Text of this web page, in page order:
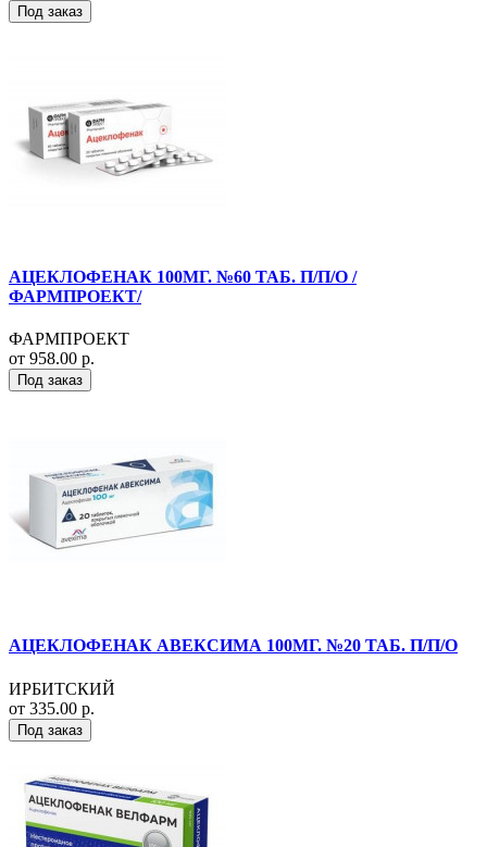
Под заказ
АЦЕКЛОФЕНАК 100МГ. №60 ТАБ. П/П/О /
ФАРМПРОЕКТ/
ФАРМПРОЕКТ
от 958.00 р.
Под заказ
АЦЕКЛОФЕНАК АВЕКСИМА 100МГ. №20 ТАБ. П/П/О
ИРБИТСКИЙ
от 335.00 р.
Под заказ